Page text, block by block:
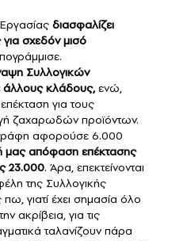
διασφαλίζει
σχεδόν μισό
Συλλογικών
άλλους κλάδους,ενώ,
για τους
ζαχαρωδών προϊόντων.
αφορούσε 6.000
μας απόφαση επέκτασης
23.000. Άρα, επεκτείνονται
της Συλλογικής
γιατί έχει σημασία όλο
ακρίβεια, για τις
ταλανίζουν πάρα